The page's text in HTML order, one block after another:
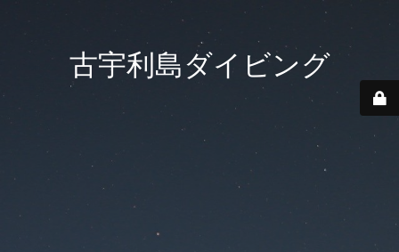
古宇利島ダイビング